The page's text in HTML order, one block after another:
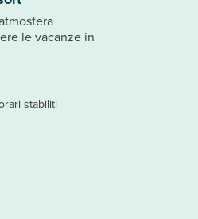
stabiliti
le vacanze in